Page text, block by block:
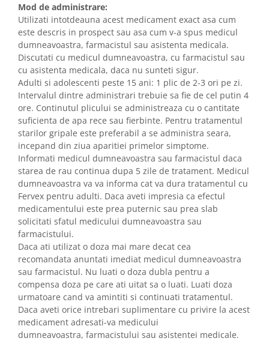
Mod de administrare:
Utilizati intotdeauna acest medicament exact asa cum
este descris in prospect sau asa cum v-a spus medicul
dumneavoastra, farmacistul sau asistenta medicala.
Discutati cu medicul dumneavoastra, cu farmacistul sau
cu asistenta medicala, daca nu sunteti sigur.
Adulti si adolescenti peste 15 ani: 1 plic de 2-3 ori pe zi.
Intervalul dintre administrari trebuie sa fie de cel putin 4
ore. Continutul plicului se administreaza cu o cantitate
suficienta de apa rece sau fierbinte. Pentru tratamentul
starilor gripale este preferabil a se administra seara,
incepand din ziua aparitiei primelor simptome.
Informati medicul dumneavoastra sau farmacistul daca
starea de rau continua dupa 5 zile de tratament. Medicul
dumneavoastra va va informa cat va dura tratamentul cu
Fervex pentru adulti. Daca aveti impresia ca efectul
medicamentului este prea puternic sau prea slab
solicitati sfatul medicului dumneavoastra sau
farmacistului.
Daca ati utilizat o doza mai mare decat cea
recomandata anuntati imediat medicul dumneavoastra
sau farmacistul. Nu luati o doza dubla pentru a
compensa doza pe care ati uitat sa o luati. Luati doza
urmatoare cand va amintiti si continuati tratamentul.
Daca aveti orice intrebari suplimentare cu privire la acest
medicament adresati-va medicului
dumneavoastra, farmacistului sau asistentei medicale.